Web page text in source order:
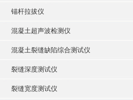
锚杆拉拔仪
混凝土超声波检测仪
混凝土裂缝缺陷综合测试仪
裂缝深度测试仪
裂缝宽度测试仪